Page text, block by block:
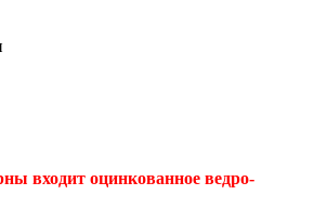
входит оцинкованное ведро-